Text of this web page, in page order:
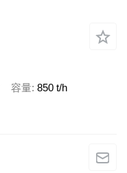
容量 850 t/h